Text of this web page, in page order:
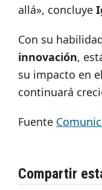
allá», concluye
Con su
innovación,
su impacto en el
continuará
Fuente
Compartir